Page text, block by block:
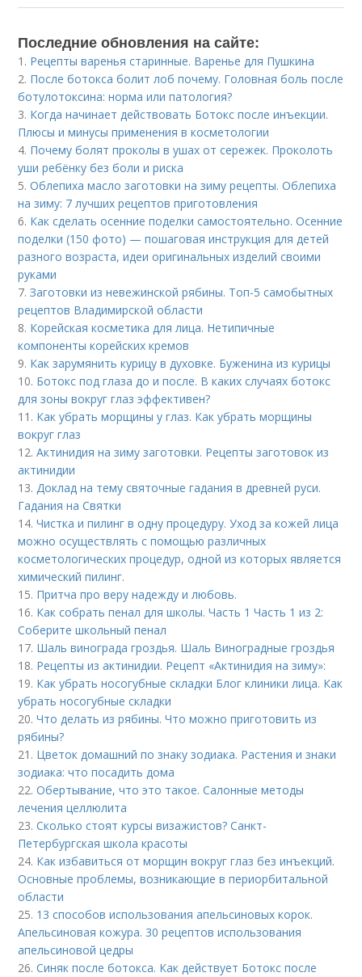
Последние обновления на сайте:
1. Рецепты варенья старинные. Варенье для Пушкина
2. После ботокса болит лоб почему. Головная боль после
ботулотоксина: норма или патология?
3. Когда начинает действовать Ботокс после инъекции.
Плюсы и минусы применения в косметологии
4. Почему болят проколы в ушах от сережек. Проколоть
уши ребёнку без боли и риска
5.Облепиха масло заготовки на зиму рецепты. Облепиха
на зиму: 7 лучших рецептов приготовления
6. Как сделать осенние поделки самостоятельно. Осенние
поделки (150 фото) — пошаговая инструкция для детей
разного возраста, идеи оригинальных изделий своими
руками
7.Заготовки из невежинской рябины. Топ-5 самобытных
рецептов Владимирской области
8. Корейская косметика для лица. Нетипичные
компоненты корейских кремов
9. Как зарумянить курицу в духовке. Буженина из курицы
10. Ботокс под глаза до и после. В каких случаях ботокс
для зоны вокруг глаз эффективен?
11. Как убрать морщины у глаз. Как убрать морщины
вокруг глаз
12.Актинидия на зиму заготовки. Рецепты заготовок из
актинидии
13.Доклад на тему святочные гадания в древней руси.
Гадания на Святки
14.Чистка и пилинг в одну процедуру. Уход за кожей лица
можно осуществлять с помощью различных
косметологических процедур, одной из которых является
химический пилинг.
15. Притча про веру надежду и любовь.
16. Как собрать пенал для школы. Часть 1 Часть 1 из 2:
Соберите школьный пенал
17. Шаль винограда гроздья. Шаль Виноградные гроздья
18. Рецепты из актинидии. Рецепт «Актинидия на зиму»:
19. Как убрать носогубные складки Блог клиники лица. Как
убрать носогубные складки
20.Что делать из рябины. Что можно приготовить из
рябины?
21. Цветок домашний по знаку зодиака. Растения и знаки
зодиака: что посадить дома
22.Обертывание, что это такое. Салонные методы
лечения целлюлита
23.Сколько стоят курсы визажистов? Санкт-
Петербургская школа красоты
24. Как избавиться от морщин вокруг глаз без инъекций.
Основные проблемы, возникающие в периорбитальной
области
25. 13 способов использования апельсиновых корок.
Апельсиновая кожура. 30 рецептов использования
апельсиновой цедры
26.Синяк после ботокса. Как действует Ботокс после